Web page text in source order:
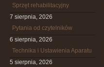
Sprzęt rehabilitacyjny
7 sierpnia, 2026
Pytania od czytelników
6 sierpnia, 2026
Technika i Ustawienia Aparatu
5 sierpnia, 2026